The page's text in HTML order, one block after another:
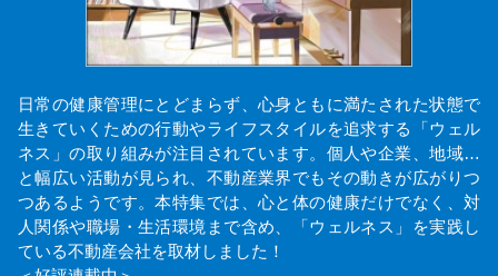
日常の健康管理にとどまらず、心身ともに満たされた状態で
生きていくための行動やライフスタイルを追求する「ウェル
ネス」の取り組みが注目されています。個人や企業、地域…
と幅広い活動が見られ、不動産業界でもその動きが広がりつ
つあるようです。本特集では、心と体の健康だけでなく、対
人関係や職場・生活環境まで含め、「ウェルネス」を実践し
ている不動産会社を取材しました！